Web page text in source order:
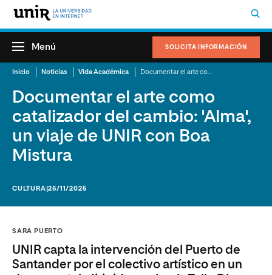
SOLICITA INFORMACIÓN
Menú
Inicio Noticias Vida Académica
Documentar el arte como
catalizador del cambio: 'Alma',
un viaje de UNIR con Boa
Mistura
CULTURA |25/11/2025
SARA PUERTO
UNIR capta la intervención del Puerto de
Santander por el colectivo artístico en un